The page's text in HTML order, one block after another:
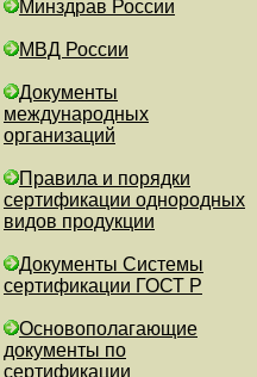
Минздрав России
МВД России
Документы
международных
организаций
Правила и порядки
сертификации однородных
видов продукции
Документы Системы
сертификации ГОСТ Р
Основополагающие
документы по
сертификации